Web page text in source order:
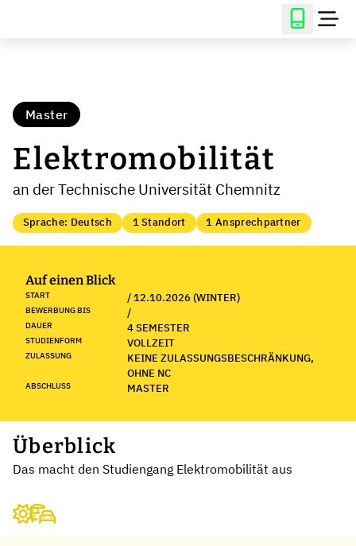
Master
Elektromobilität
an der Technische Universität Chemnitz
Sprache: Deutsch 1 Standort 1 Ansprechpartner
Auf einen Blick
START / 12.10.2026 (WINTER)
BEWERBUNG BIS /
DAUER 4 SEMESTER
STUDIENFORM VOLLZEIT
ZULASSUNG
KEINE ZULASSUNGSBESCHRÄNKUNG,
OHNE NC
ABSCHLUSS MASTER
Überblick
Das macht den Studiengang Elektromobilität aus